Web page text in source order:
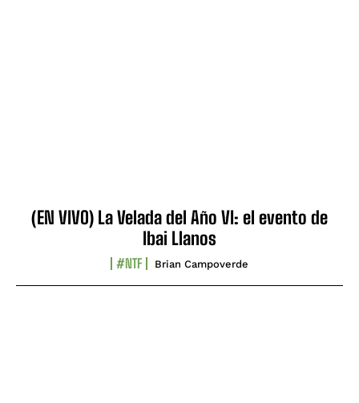
(EN VIVO) La Velada del Año VI: el evento de
Ibai Llanos
#NTF Brian Campoverde